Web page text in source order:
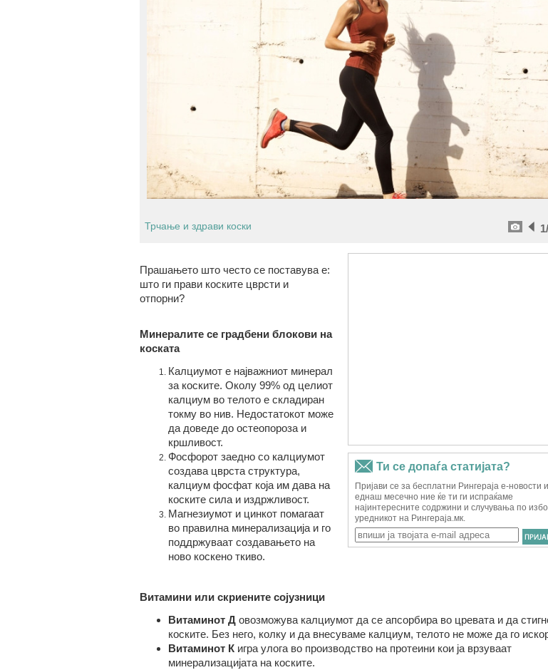
Трчање и здрави коски 1
Прашањето што често се поставува е:
што ги прави коските цврсти и
отпорни?
Минералите се градбени блокови на
коската
Калциумот е најважниот минерал
за коските. Околу 99% од целиот
калциум во телото е складиран
токму во нив. Недостатокот може
да доведе до остеопороза и
кршливост.
Фосфорот заедно со калциумот
создава цврста структура,
калциум фосфат која им дава на
коските сила и издржливост.
Магнезиумот и цинкот помагаат
во правилна минерализација и го
поддржуваат создавањето на
ново коскено ткиво.
Витамини илискриените сојузници
ВитаминотДовозможува калциумот да се апсорбира во цревата и да
коските. Без него, колку и да внесуваме калциум, телото не може да го
ВитаминотКигра улога во производство на протеини кои ја врзуваат
минерализацијата на коските.